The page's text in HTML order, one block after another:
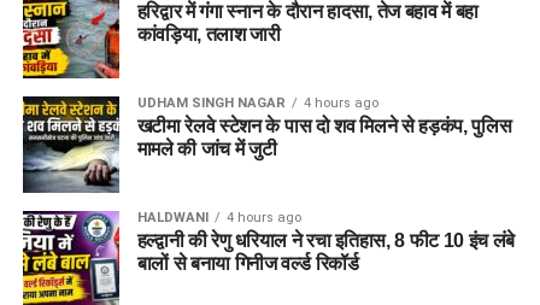
हरिद्वार में गंगा स्नान के दौरान हादसा, तेज बहाव में बहा
कांवड़िया, तलाश जारी
UDHAM SINGH NAGAR 4 hours ago
खटीमा रेलवे स्टेशन के पास दो शव मिलने से हड़कंप, पुलिस
मामले की जांच में जुटी
HALDWANI 4 hours ago
हल्द्वानी की रेणु धरियाल ने रचा इतिहास, 8 फीट 10 इंच लंबे
बालों से बनाया गिनीज वर्ल्ड रिकॉर्ड